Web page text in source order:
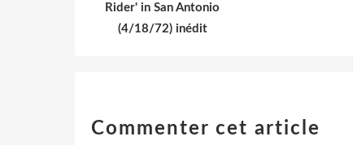
Rider' in San Antonio
(4/18/72) inédit
Commenter cet article